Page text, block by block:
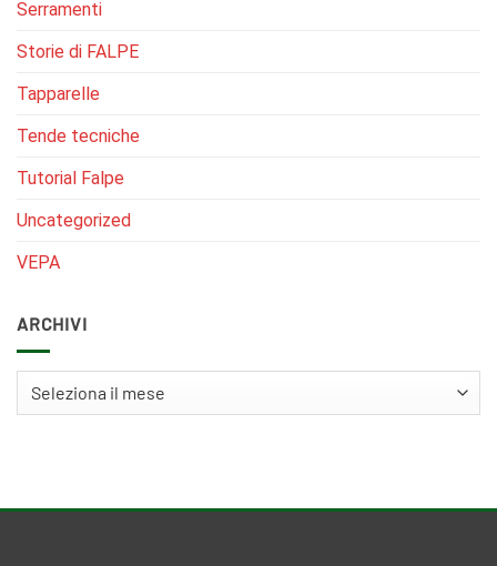
Serramenti
Storie di FALPE
Tapparelle
Tende tecniche
Tutorial Falpe
Uncategorized
VEPA
ARCHIVI